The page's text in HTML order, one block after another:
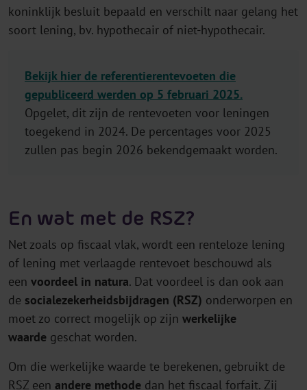
koninklijk besluit bepaald en verschilt naar gelang het
soort lening, bv. hypothecair of niet-hypothecair.
Bekijk hier de referentierentevoeten die
gepubliceerd werden op 5 februari 2025.
Opgelet, dit zijn de rentevoeten voor leningen
toegekend in 2024. De percentages voor 2025
zullen pas begin 2026 bekendgemaakt worden.
En wat met de RSZ?
Net zoals op fiscaal vlak, wordt een renteloze lening
of lening met verlaagde rentevoet beschouwd als
een voordeel in natura. Dat voordeel is dan ook aan
de socialezekerheidsbijdragen (RSZ) onderworpen en
moet zo correct mogelijk op zijn werkelijke
waarde geschat worden.
Om die werkelijke waarde te berekenen, gebruikt de
RSZ een andere methode dan het fiscaal forfait. Zij